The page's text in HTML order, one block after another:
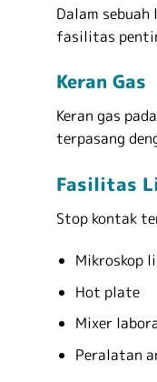
Dalam
fasilitas
Keran Gas
Keran gas
terpasang
Fasilitas
Stop kontak
Mikroskop
Hot plate
Mixer
Peralatan